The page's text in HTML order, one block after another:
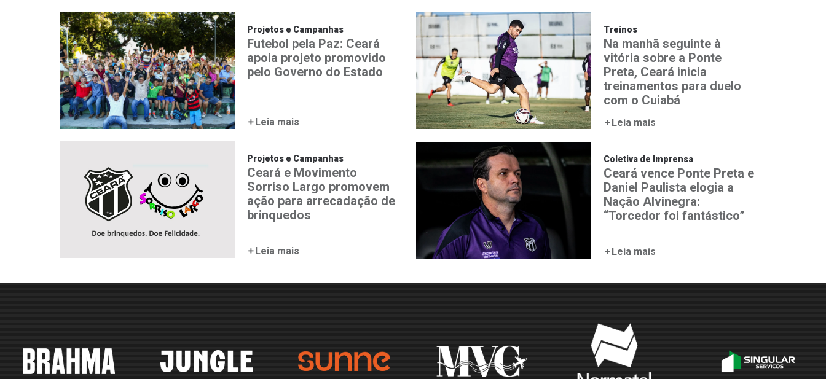
Projetos e Campanhas
Futebol pela Paz: Ceará
apoia projeto promovido
pelo Governo do Estado
Leia mais
Projetos e Campanhas
Ceará e Movimento
Sorriso Largo promovem
ação para arrecadação de
brinquedos
Leia mais
Treinos
Na manhã seguinte à
vitória sobre a Ponte
Preta, Ceará inicia
treinamentos para duelo
com o Cuiabá
Leia mais
Coletiva de Imprensa
Ceará vence Ponte Preta e
Daniel Paulista elogia a
Nação Alvinegra:
“Torcedor foi fantástico”
Leia mais